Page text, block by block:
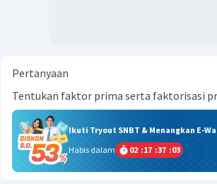
Pertanyaan
Tentukan faktor prima serta faktorisasi
Ikuti Tryout SNBT & Menangkan E-
Habis dalam
02 :17 :37 :03